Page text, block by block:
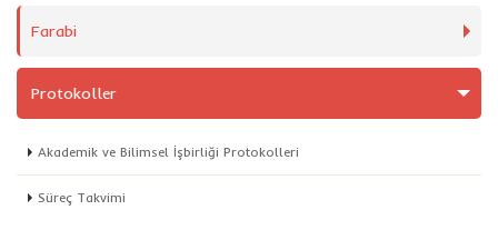
Farabi
Protokoller
Akademik ve Bilimsel İşbirliği Protokolleri
Süreç Takvimi